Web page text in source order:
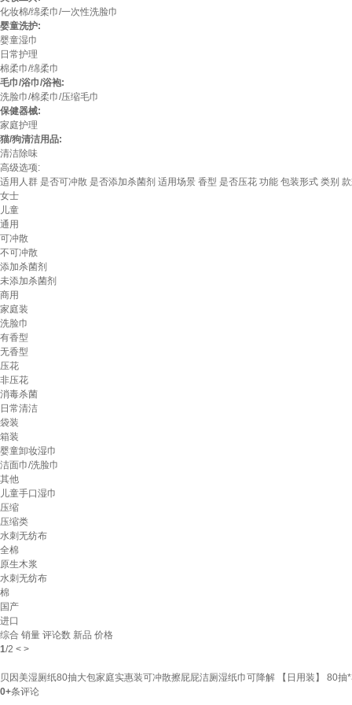
化妆棉/绵柔巾/一次性洗脸巾
婴童洗护:
婴童湿巾
日常护理
棉柔巾/绵柔巾
毛巾/浴巾/浴袍:
洗脸巾/棉柔巾/压缩毛巾
保健器械:
家庭护理
猫/狗清洁用品:
清洁除味
高级选项:
适用人群 是否可冲散 是否添加杀菌剂 适用场景 香型 是否压花 功能 包装形式 类别
女士
儿童
通用
可冲散
不可冲散
添加杀菌剂
未添加杀菌剂
商用
家庭装
洗脸巾
有香型
无香型
压花
非压花
消毒杀菌
日常清洁
袋装
箱装
婴童卸妆湿巾
洁面巾/洗脸巾
其他
儿童手口湿巾
压缩
压缩类
水刺无纺布
全棉
原生木浆
水刺无纺布
棉
国产
进口
综合 销量 评论数 新品 价格
1/2 < >
贝因美湿厕纸80抽大包家庭实惠装可冲散擦屁屁洁厕湿纸巾可降解 【日用装】 80抽
0+条评论